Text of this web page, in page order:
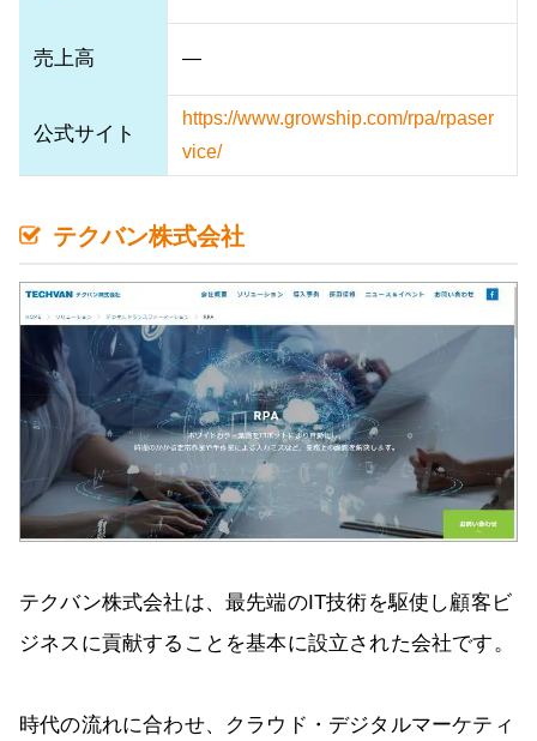
売上高 ―
公式サイト
https://www.growship.com/rpa/rpaser
vice/
テクバン株式会社
テクバン株式会社は、最先端のIT技術を駆使し顧客ビ
ジネスに貢献することを基本に設立された会社です。
時代の流れに合わせ、クラウド・デジタルマーケティ